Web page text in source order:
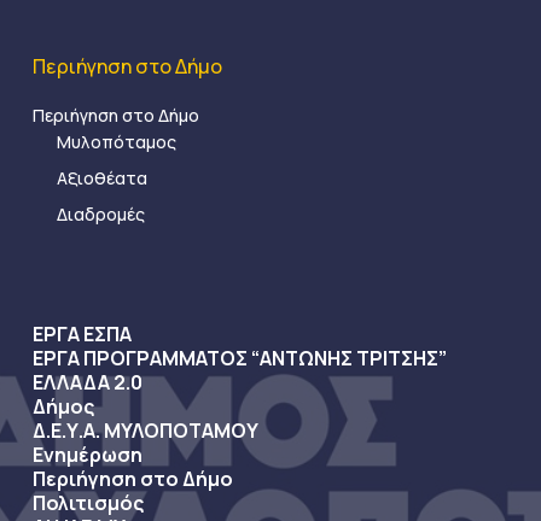
Περιήγηση στο Δήμο
Περιήγηση στο Δήμο
Μυλοπόταμος
Αξιοθέατα
Διαδρομές
ΕΡΓΑ ΕΣΠΑ
ΕΡΓΑ ΠΡΟΓΡΑΜΜΑΤΟΣ “ΑΝΤΩΝΗΣ ΤΡΙΤΣΗΣ”
ΕΛΛΑΔΑ 2.0
Δήμος
Δ.Ε.Υ.Α. ΜΥΛΟΠΟΤΑΜΟΥ
Ενημέρωση
Περιήγηση στο Δήμο
Πολιτισμός